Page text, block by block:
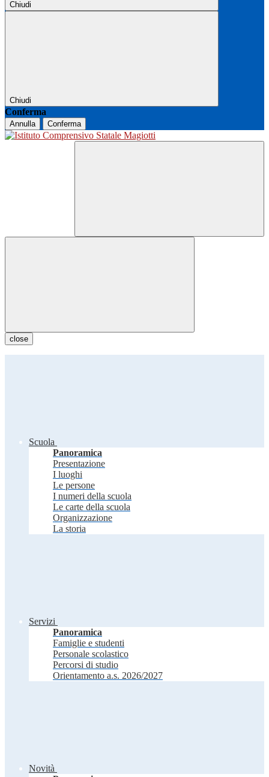
Chiudi
Chiudi
Conferma
Annulla Conferma
close
Scuola
Panoramica
Presentazione
I luoghi
Le persone
I numeri della scuola
Le carte della scuola
Organizzazione
La storia
Servizi
Panoramica
Famiglie e studenti
Personale scolastico
Percorsi di studio
Orientamento a.s. 2026/2027
Novità